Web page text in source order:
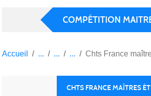
COMPÉTITION
Accueil Chts France
CHTS FRANCE MAÎTRES